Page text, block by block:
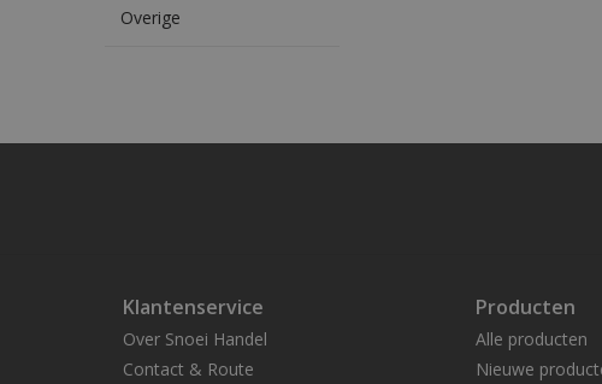
Overige
Klantenservice
Over Snoei Handel
Contact & Route
Producten
Alle producten
Nieuwe